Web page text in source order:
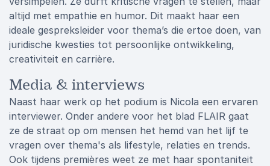
altijd met empathie en humor. Dit maakt haar een
ideale gespreksleider voor thema’s die ertoe doen, van
juridische kwesties tot persoonlijke ontwikkeling,
creativiteit en carrière.
Media & interviews
Naast haar werk op het podium is Nicola een ervaren
interviewer. Onder andere voor het blad FLAIR gaat
ze de straat op om mensen het hemd van het lijf te
vragen over thema's als lifestyle, relaties en trends.
Ook tijdens premières weet ze met haar spontaniteit